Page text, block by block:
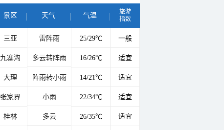
景区 天气 气温
旅游
指数
三亚 雷阵雨 25/29℃ 一般
九寨沟 多云转阵雨 16/26℃ 适宜
大理 阵雨转小雨 14/21℃ 适宜
张家界 小雨 22/34℃ 适宜
桂林 多云 26/35℃ 适宜